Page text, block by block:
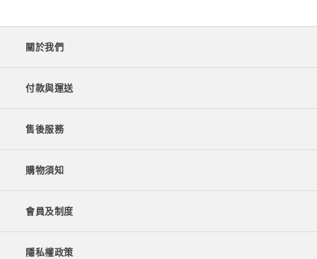
關於我們
付款與運送
售後服務
購物須知
會員及制度
隱私權政策